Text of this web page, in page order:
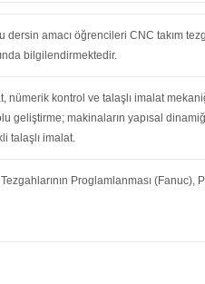
dersin amacı öğrencileri CNC takım
bilgilendirmektedir.
nümerik kontrol ve talaşlı imalat
geliştirme; makinaların yapısal
talaşlı imalat.
Proglamlanması (Fanuc),